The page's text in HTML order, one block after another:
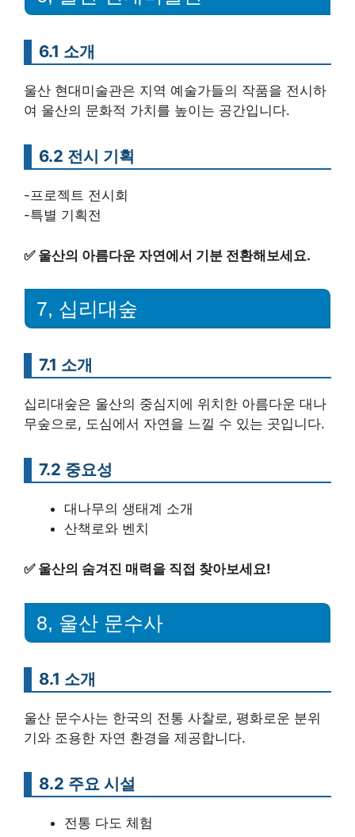
6.1 소개
울산 현대미술관은 지역 예술가들의 작품을 전시하
여 울산의 문화적 가치를 높이는 공간입니다.
6.2 전시 기획
-프로젝트 전시회
-특별 기획전
✅ 울산의 아름다운 자연에서 기분 전환해보세요.
7, 십리대숲
7.1 소개
십리대숲은 울산의 중심지에 위치한 아름다운 대나
무숲으로, 도심에서 자연을 느낄 수 있는 곳입니다.
7.2 중요성
대나무의 생태계 소개
산책로와 벤치
✅ 울산의 숨겨진 매력을 직접 찾아보세요!
8, 울산 문수사
8.1 소개
울산 문수사는 한국의 전통 사찰로, 평화로운 분위
기와 조용한 자연 환경을 제공합니다.
8.2 주요 시설
전통 다도 체험